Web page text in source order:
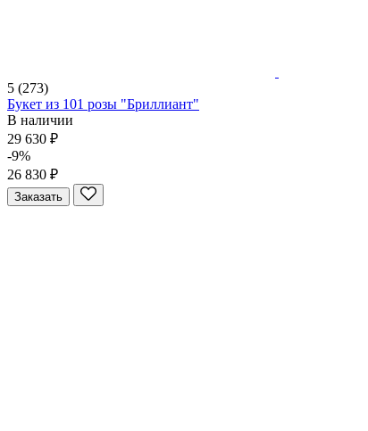
5 (273)
Букет из 101 розы "Бриллиант"
В наличии
29 630 ₽
-9%
26 830 ₽
Заказать